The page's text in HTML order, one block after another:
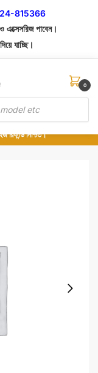
815366
এক্সেসরিজ পাবেন।
যাচ্ছি।
0
কুরিয়ার সার্ভিসে ডেলিভারি।
দিন, না হলে ৫ মিনিটে ১৯৯
রিফান্ড নিশ্চিত।